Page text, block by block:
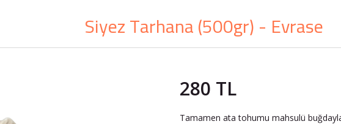
Siyez Tarhana (500gr) - Evrase
280 TL
Tamamen ata tohumu mahsulü